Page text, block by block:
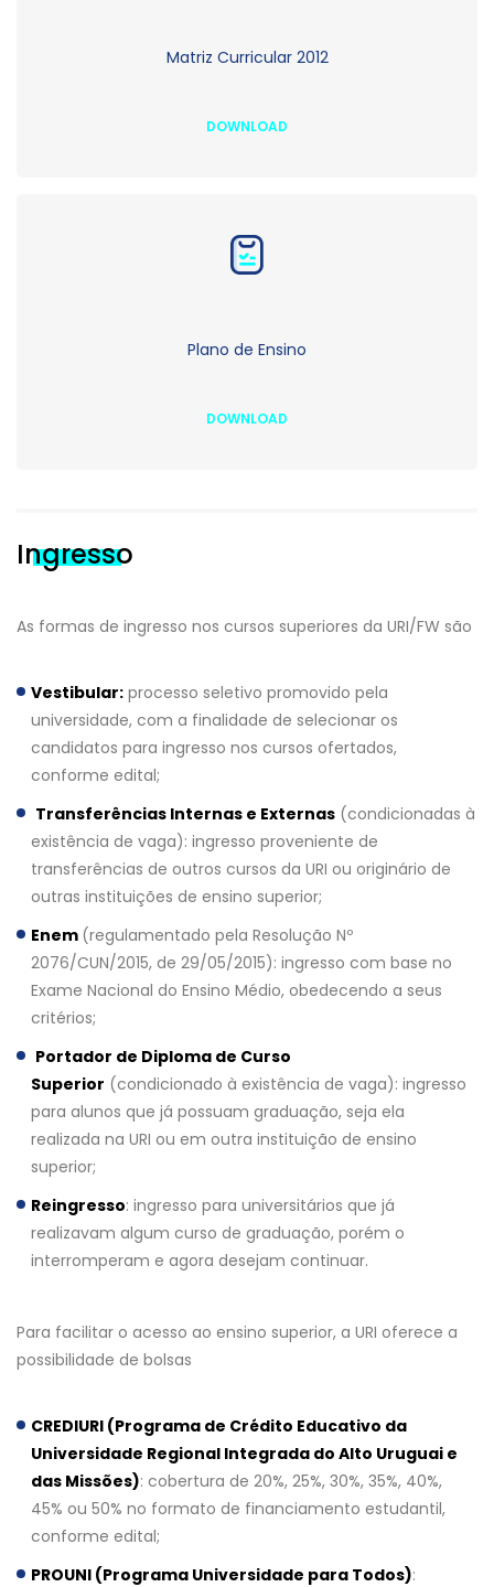
Matriz Curricular 2012
DOWNLOAD
Plano de Ensino
DOWNLOAD
Ingresso
As formas de ingresso nos cursos superiores da URI/FW são
Vestibular: processo seletivo promovido pela
universidade, com a finalidade de selecionar os
candidatos para ingresso nos cursos ofertados,
conforme edital;
Transferências Internas e Externas (condicionadas à
existência de vaga): ingresso proveniente de
transferências de outros cursos da URI ou originário de
outras instituições de ensino superior;
Enem (regulamentado pela Resolução Nº
2076/CUN/2015, de 29/05/2015): ingresso com base no
Exame Nacional do Ensino Médio, obedecendo a seus
critérios;
Portador de Diploma de Curso
Superior (condicionado à existência de vaga): ingresso
para alunos que já possuam graduação, seja ela
realizada na URI ou em outra instituição de ensino
superior;
Reingresso: ingresso para universitários que já
realizavam algum curso de graduação, porém o
interromperam e agora desejam continuar.
Para facilitar o acesso ao ensino superior, a URI oferece a
possibilidade de bolsas
CREDIURI (Programa de Crédito Educativo da
Universidade Regional Integrada do Alto Uruguai e
das Missões): cobertura de 20%, 25%, 30%, 35%, 40%,
45% ou 50% no formato de financiamento estudantil,
conforme edital;
PROUNI (Programa Universidade para Todos):